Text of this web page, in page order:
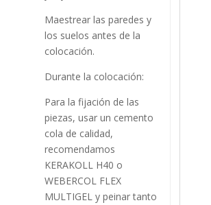
Maestrear las paredes y
los suelos antes de la
colocación.
Durante la colocación:
Para la fijación de las
piezas, usar un cemento
cola de calidad,
recomendamos
KERAKOLL H40 o
WEBERCOL FLEX
MULTIGEL y peinar tanto